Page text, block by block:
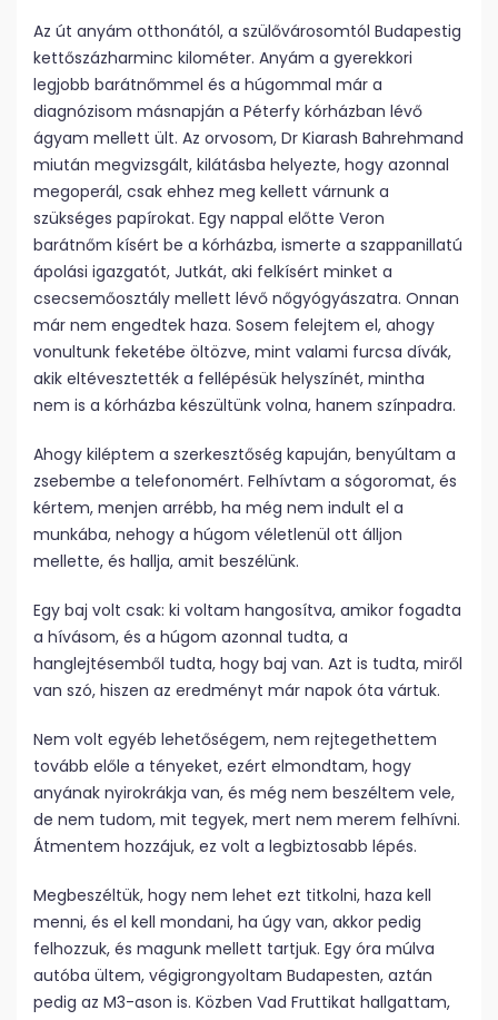
Az út anyám otthonától, a szülővárosomtól Budapestig
kettőszázharminc kilométer. Anyám a gyerekkori
legjobb barátnőmmel és a húgommal már a
diagnózisom másnapján a Péterfy kórházban lévő
ágyam mellett ült. Az orvosom, Dr Kiarash Bahrehmand
miután megvizsgált, kilátásba helyezte, hogy azonnal
megoperál, csak ehhez meg kellett várnunk a
szükséges papírokat. Egy nappal előtte Veron
barátnőm kísért be a kórházba, ismerte a szappanillatú
ápolási igazgatót, Jutkát, aki felkísért minket a
csecsemőosztály mellett lévő nőgyógyászatra. Onnan
már nem engedtek haza. Sosem felejtem el, ahogy
vonultunk feketébe öltözve, mint valami furcsa dívák,
akik eltévesztették a fellépésük helyszínét, mintha
nem is a kórházba készültünk volna, hanem színpadra.
Ahogy kiléptem a szerkesztőség kapuján, benyúltam a
zsebembe a telefonomért. Felhívtam a sógoromat, és
kértem, menjen arrébb, ha még nem indult el a
munkába, nehogy a húgom véletlenül ott álljon
mellette, és hallja, amit beszélünk.
Egy baj volt csak: ki voltam hangosítva, amikor fogadta
a hívásom, és a húgom azonnal tudta, a
hanglejtésemből tudta, hogy baj van. Azt is tudta, miről
van szó, hiszen az eredményt már napok óta vártuk.
Nem volt egyéb lehetőségem, nem rejtegethettem
tovább előle a tényeket, ezért elmondtam, hogy
anyának nyirokrákja van, és még nem beszéltem vele,
de nem tudom, mit tegyek, mert nem merem felhívni.
Átmentem hozzájuk, ez volt a legbiztosabb lépés.
Megbeszéltük, hogy nem lehet ezt titkolni, haza kell
menni, és el kell mondani, ha úgy van, akkor pedig
felhozzuk, és magunk mellett tartjuk. Egy óra múlva
autóba ültem, végigrongyoltam Budapesten, aztán
pedig az M3-ason is. Közben Vad Fruttikat hallgattam,